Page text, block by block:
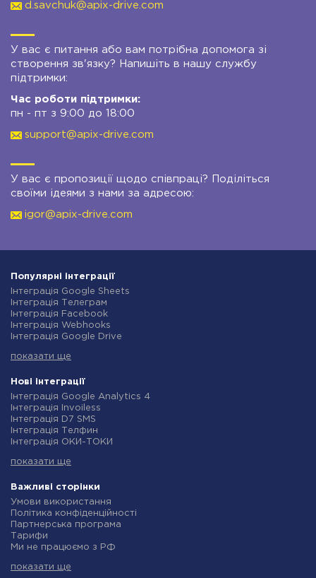
d.savchuk@apix-drive.com
У вас є питання або вам потрібна допомога зі
створення зв'язку? Напишіть в нашу службу
підтримки:
Час роботи підтримки:
пн - пт з 9:00 до 18:00
support@apix-drive.com
У вас є пропозиції щодо співпраці? Поділіться
своїми ідеями з нами за адресою:
igor@apix-drive.com
Популярні інтеграції
Інтеграція Google Sheets
Інтеграція Телеграм
Інтеграція Facebook
Інтеграція Webhooks
Інтеграція Google Drive
Інтеграція Gmail
Інтеграція Rozetka
Інтеграція OpenAI (ChatGPT)
Інтеграція Binotel
Інтеграція Prom
Інтеграція Приват24
Інтеграція OLX
Інтеграція SendPulse
Інтеграція Stream Telecom
Інтеграція Google Analytics
Інтеграція Creatio
Інтеграція Ringostat
Інтеграція Google Calendar
Інтеграція Airtable
показати ще
Нові інтеграції
Інтеграція Google Analytics 4
Інтеграція Invoiless
Інтеграція D7 SMS
Інтеграція Телфин
Інтеграція ОКИ-ТОКИ
Інтеграція Microsoft Dynamics 365
Інтеграція TxtSync
Інтеграція Wire2Air
Інтеграція Corezoid
Інтеграція Infobip
Інтеграція Instasent
Інтеграція AtomPark
Інтеграція Campaign Monitor
показати ще
Важливі сторінки
Умови використання
Політика конфіденційності
Партнерська програма
Тарифи
Ми не працюємо з РФ
Індивідуальна розробка
показати ще